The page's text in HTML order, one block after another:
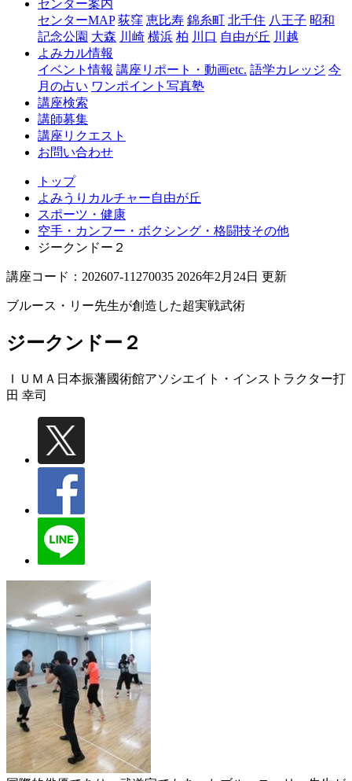
由
丘
センター案内
センターMAP 荻窪 恵比寿 錦糸町 北千住 八王子 昭和
記念公園 大森 川崎 横浜 柏 川口 自由が丘 川越
よみカル情報
イベント情報 講座リポート・動画etc. 語学カレッジ 今
月の占い ワンポイント写真塾
講座検索
講師募集
講座リクエスト
お問い合わせ
トップ
よみうりカルチャー自由が丘
スポーツ・健康
空手・カンフー・ボクシング・格闘技その他
ジークンドー２
講座コード：202607-11270035 2026年2月24日 更新
ブルース・リー先生が創造した超実戦武術
ジークンドー２
ＩＵＭＡ日本振藩國術館アソシエイト・インストラクター打
田 幸司